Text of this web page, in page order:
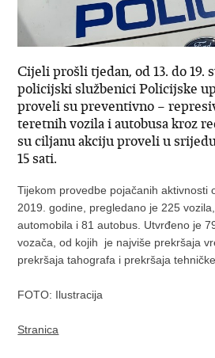
Cijeli prošli tjedan, od 13. do 19.
policijski službenici Policijske
proveli su preventivno –
teretnih vozila i autobusa kroz
su ciljanu akciju proveli u
15 sati.
Tijekom provedbe pojačanih aktivnosti
2019. godine, pregledano je 225
automobila i 81 autobus. Utvrđeno je
vozača, od kojih je najviše prekršaja
prekršaja tahografa i prekršaja
FOTO: Ilustracija
Stranica